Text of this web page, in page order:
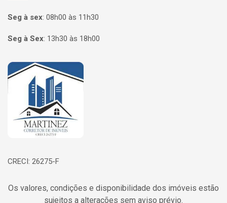
Seg à sex: 08h00 às 11h30
Seg à Sex: 13h30 às 18h00
Página inicial
CRECI: 26275-F
Os valores, condições e disponibilidade dos imóveis estão
sujeitos a alterações sem aviso prévio.